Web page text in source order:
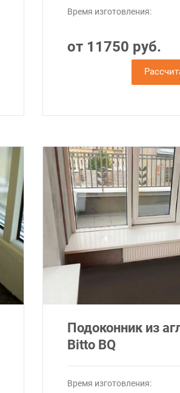
Время изготовления:
от 11750 руб.
Подоконник из
Bitto BQ
Время изготовления: